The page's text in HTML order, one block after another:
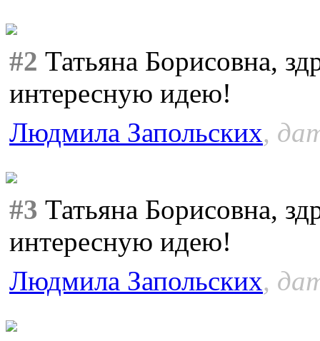
#2 Татьяна Борисовна,
интересную идею!
Людмила Запольских,
#3 Татьяна Борисовна,
интересную идею!
Людмила Запольских,